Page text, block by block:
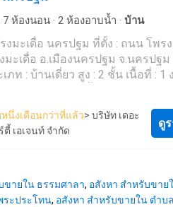
(รหัสตัวแทน 5853) Line ID :
ร (รหัสตัวแทน 5853-1) Line ID :
ย์อื่นๆ เพิ่มเติม มากกว่า
The Best Property Agent
ด้านธุรกิจนายหน้า ตัวแทนอสังหาริ
สังหาริมทรัพย์
7 ห้องนอน · 2 ห้องอาบน้ำ · บ้าน
งมะเดื่อ นครปฐม ที่ตั้ง : ถนน โพร
มะเดื่อ อ.เมืองนครปฐม จ.นครปฐ
ยละเอียดเพิ่มเติม : ห่างจาก
ฐม 5 กม. จุดเด่น : บ้านเดี่ยวพื้นที่เ
ร** **พร้อมอัตราดอกเบี้ยพิเศษ แล
าประเมิน** สนใจสอบถามข้อมูลเพิ่ม
หนึ่งเดือนกว่าที่แล้ว> บริษัท เดอะ
ตี้ เอเจนท์ จำกัด
ดู
ขายใน ธรรมศาลา, อสังหา สำหรับขาย
ระประโทน, อสังหา สำหรับขายใน ตำ